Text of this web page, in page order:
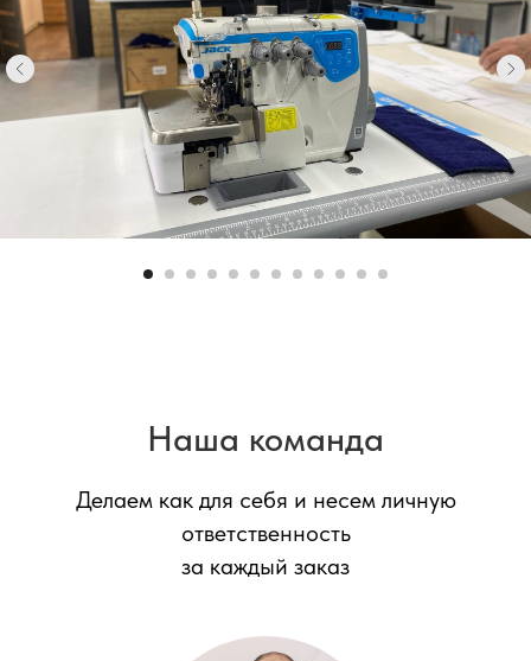
Наша команда
Делаем как для себя и несем личную
ответственность
за каждый заказ